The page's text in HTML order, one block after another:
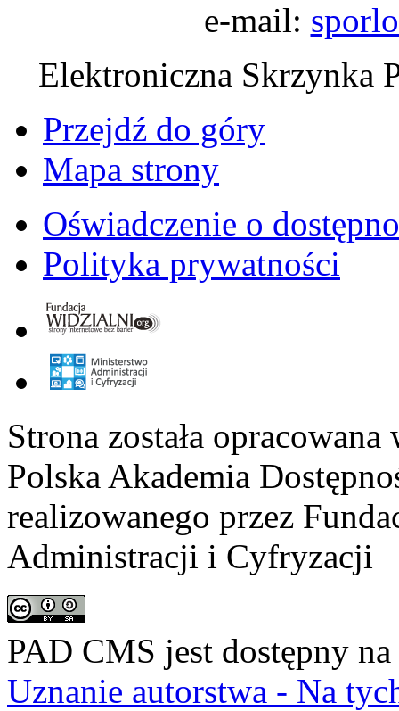
e-mail:
Elektroniczna Skrzynka
Przejdź do góry
Mapa strony
Oświadczenie o
Polityka prywatności
Strona została
Polska Akademia
realizowanego przez
Administracji i Cyfryzacji
PAD CMS jest dostępny na
Uznanie autorstwa - Na